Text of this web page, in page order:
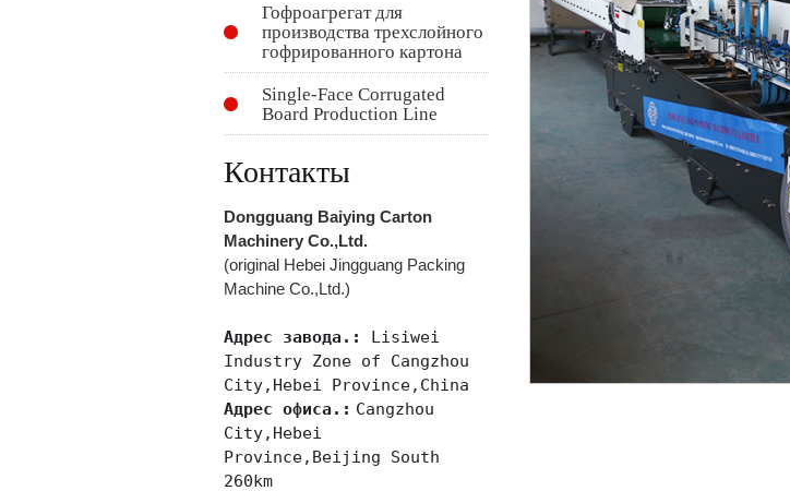
Гофроагрегат для
производства трехслойного
гофрированного картона
Single-Face Corrugated
Board Production Line
Контакты
Dongguang Baiying Carton
Machinery Co.,Ltd.
(original Hebei Jingguang Packing
Machine Co.,Ltd.)
Адрес завода.:
Lisiwei
Industry Zone of Cangzhou
City,Hebei Province,China
Адрес офиса.: Cangzhou
City,Hebei
Province,Beijing South
260km